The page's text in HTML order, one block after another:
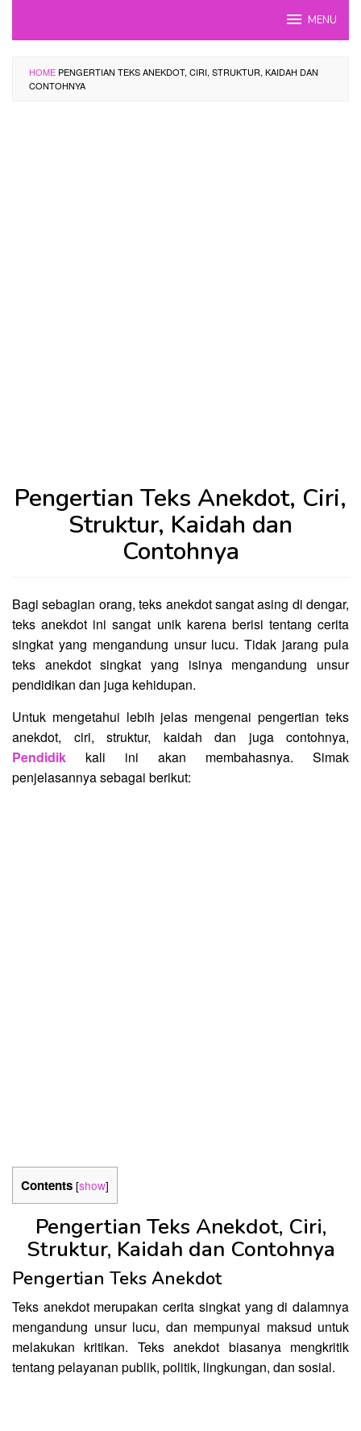
MENU
HOME PENGERTIAN TEKS ANEKDOT, CIRI, STRUKTUR, KAIDAH DAN
CONTOHNYA
Pengertian Teks Anekdot, Ciri,
Struktur, Kaidah dan
Contohnya
Bagi sebagian orang, teks anekdot sangat asing di dengar,
teks anekdot ini sangat unik karena berisi tentang cerita
singkat yang mengandung unsur lucu. Tidak jarang pula
teks anekdot singkat yang isinya mengandung unsur
pendidikan dan juga kehidupan.
Untuk mengetahui lebih jelas mengenai pengertian teks
anekdot, ciri, struktur, kaidah dan juga contohnya,
Pendidik kali ini akan membahasnya. Simak
penjelasannya sebagai berikut:
Contents [show]
Pengertian Teks Anekdot, Ciri,
Struktur, Kaidah dan Contohnya
Pengertian Teks Anekdot
Teks anekdot merupakan cerita singkat yang di dalamnya
mengandung unsur lucu, dan mempunyai maksud untuk
melakukan kritikan. Teks anekdot biasanya mengkritik
tentang pelayanan publik, politik, lingkungan, dan sosial.